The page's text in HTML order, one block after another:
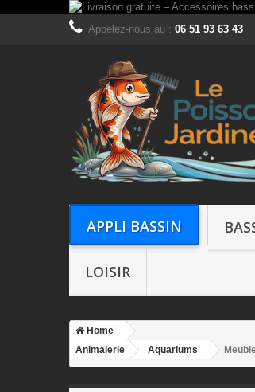
Appelez-nous au : 06 51 93 63 43
APPLI BASSIN
LOISIR
Home
Animalerie
Aquariums